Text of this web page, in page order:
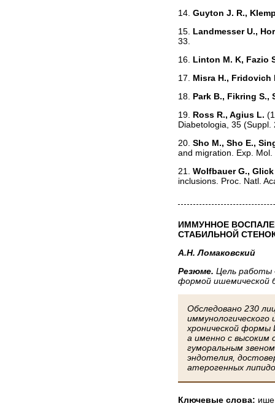
14. Guyton J. R.,
15. Landmesser U.,
33.
16. Linton М. K, Fazio
17. Misra H., Fridovich
18. Park В., Fikring S.,
19. Ross R., Agius L.
Diabetologia, 35 (Suppl.
20. Sho M., Sho E.,
and migration. Exp.
21. WoIfbauer G.,
inclusions. Proc. Natl.
ИММУННОЕ
СТАБИЛЬНОЙ
А.Н. Ломаковский
Резюме. Цель работы
формой ишемической
Обследовано 230
иммунологического
хронической формы
а именно с
гуморальным
эндотелия,
атерогенных
Ключевые слова: